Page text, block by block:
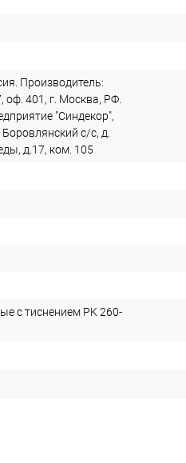
Производитель:
оф. 401, г. Москва, РФ.
"Синдекор",
с/с, д.
д.17, ком. 105
с тиснением PK 260-